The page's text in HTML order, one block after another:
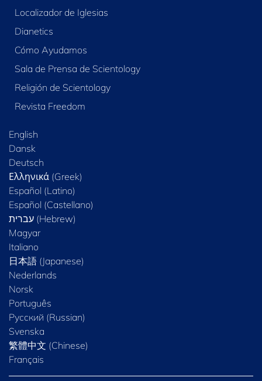
Localizador de Iglesias
Dianetics
Cómo Ayudamos
Sala de Prensa de Scientology
Religión de Scientology
Revista Freedom
English
Dansk
Deutsch
Ελληνικά (Greek)
Español (Latino)
Español (Castellano)
Magyar
Italiano
日本語 (Japanese)
Nederlands
Norsk
Português
Русский (Russian)
Svenska
繁體中文 (Chinese)
Français